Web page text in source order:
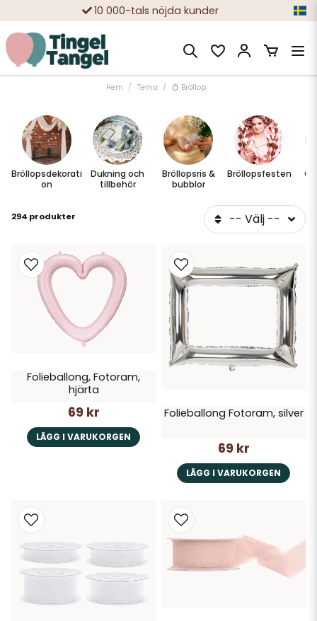
Snabba leveranser
Trygga köp med Klarna eller Swish
10 000-tals nöjda kunder
Hem Tema 💍 Bröllop
Bröllopsdekorati
on
Dukning och
tillbehör
Bröllopsris &
bubblor
Bröllopsfesten
294 produkter -- Välj --
Folieballong, Fotoram,
hjärta
69 kr
LÄGG I VARUKORGEN
Folieballong Fotoram, silver
69 kr
LÄGG I VARUKORGEN